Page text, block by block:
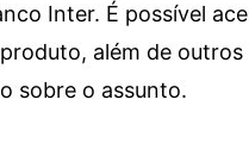
Inter. É possível
além de
sobre o assunto.